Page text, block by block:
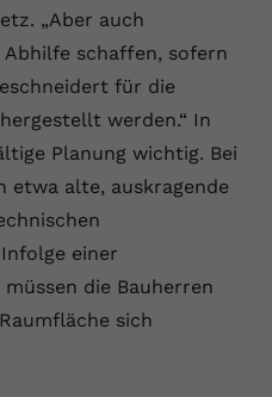
„Aber auch
schaffen, sofern
für die
werden.“ In
Planung wichtig. Bei
etwa alte, auskragende
einer
die Bauherren
sich
zu ermöglichen.
dieses Cookie über
Videos und
statistische Daten.
id